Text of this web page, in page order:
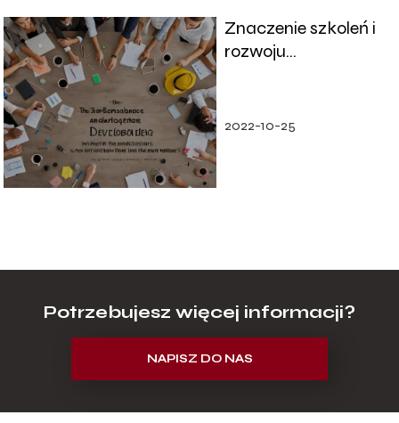
Znaczenie szkoleń i
rozwoju
2022-10-25
Potrzebujesz więcej informacji?
NAPISZ DO NAS